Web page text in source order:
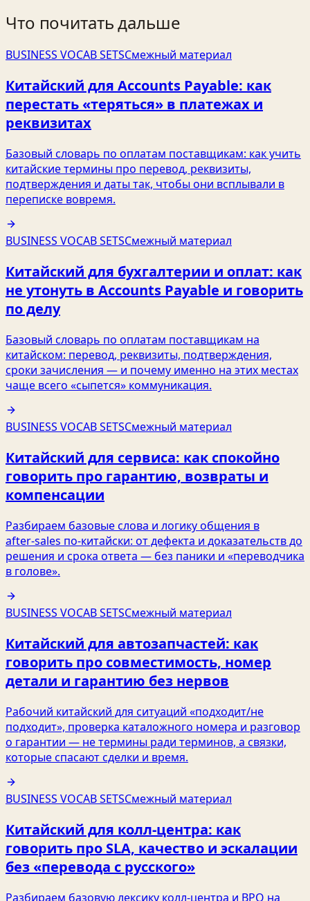
Что почитать дальше
BUSINESS VOCAB SETSСмежный материал
Китайский для Accounts Payable: как
перестать «теряться» в платежах и
реквизитах
Базовый словарь по оплатам поставщикам: как учить
китайские термины про перевод, реквизиты,
подтверждения и даты так, чтобы они всплывали в
переписке вовремя.
BUSINESS VOCAB SETSСмежный материал
Китайский для бухгалтерии и оплат: как
не утонуть в Accounts Payable и говорить
по делу
Базовый словарь по оплатам поставщикам на
китайском: перевод, реквизиты, подтверждения,
сроки зачисления — и почему именно на этих местах
чаще всего «сыпется» коммуникация.
BUSINESS VOCAB SETSСмежный материал
Китайский для сервиса: как спокойно
говорить про гарантию, возвраты и
компенсации
Разбираем базовые слова и логику общения в
after‑sales по‑китайски: от дефекта и доказательств до
решения и срока ответа — без паники и «переводчика
в голове».
BUSINESS VOCAB SETSСмежный материал
Китайский для автозапчастей: как
говорить про совместимость, номер
детали и гарантию без нервов
Рабочий китайский для ситуаций «подходит/не
подходит», проверка каталожного номера и разговор
о гарантии — не термины ради терминов, а связки,
которые спасают сделки и время.
BUSINESS VOCAB SETSСмежный материал
Китайский для колл-центра: как
говорить про SLA, качество и эскалации
без «перевода с русского»
Разбираем базовую лексику колл-центра и BPO на